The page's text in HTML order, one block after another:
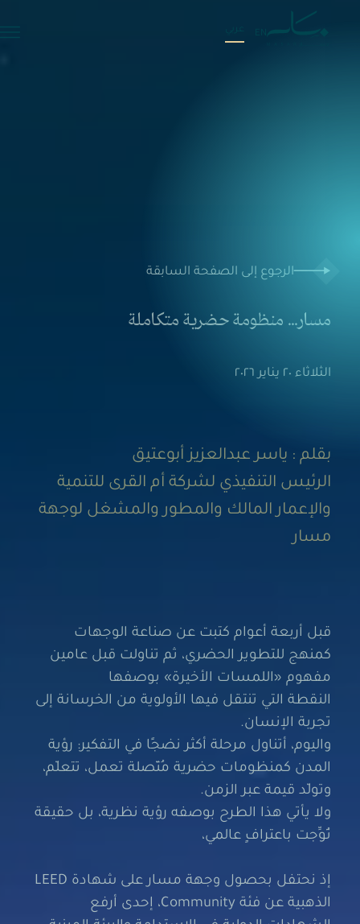
EN عربي
الرجوع إلى الصفحة السابقة
مسار…منظومةحضريةمتكاملة
الثلاثاء ٢٠ يناير ٢٠٢٦
بقلم : ياسر عبدالعزيز أبوعتيق
الرئيس التنفيذي لشركة أم القرى للتنمية
والإعمار المالك والمطور والمشغل لوجهة
مسار
قبل أربعة أعوام كتبت عن صناعة الوجهات
كمنهج للتطوير الحضري، ثم تناولت قبل عامين
مفهوم «اللمسات الأخيرة» بوصفها
النقطة التي تنتقل فيها الأولوية من الخرسانة إلى
تجربة الإنسان.
واليوم، أتناول مرحلة أكثر نضجًا في التفكير: رؤية
المدن كمنظومات حضرية مُتّصلة تعمل، تتعلّم،
وتولّد قيمة عبر الزمن.
ولا يأتي هذا الطرح بوصفه رؤية نظرية، بل حقيقة
تُوِّجت باعترافٍ عالمي،
إذ نحتفل بحصول وجهة مسار على شهادة LEED
الذهبية عن فئة Community، إحدى أرفع